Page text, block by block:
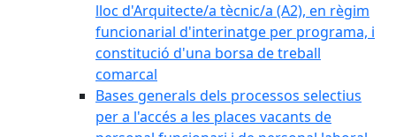
lloc d'Arquitecte/a tècnic/a (A2), en règim
funcionarial d'interinatge per programa, i
constitució d'una borsa de treball
comarcal
Bases generals dels processos selectius
per a l'accés a les places vacants de